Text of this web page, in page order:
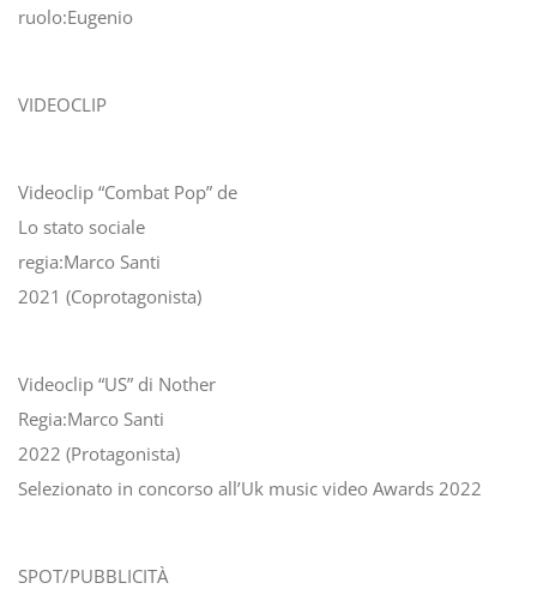
ruolo:Eugenio
VIDEOCLIP
Videoclip “Combat Pop” de
Lo stato sociale
regia:Marco Santi
2021 (Coprotagonista)
Videoclip “US” di Nother
Regia:Marco Santi
2022 (Protagonista)
Selezionato in concorso all’Uk music video Awards 2022
SPOT/PUBBLICITÀ